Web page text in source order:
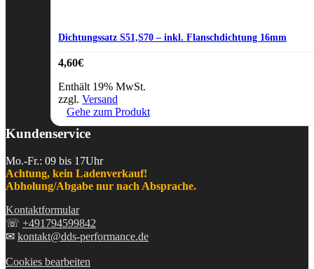
Dichtungssatz S51,S70 – inkl. Flanschdichtung 16mm
4,60€
Enthält 19% MwSt.
zzgl. Versand
Gehe zum Produkt
Kundenservice
Mo.-Fr.: 09 bis 17Uhr
Achtung, kein Ladenverkauf!
Abholung/Abgabe nur nach Absprache.
Kontaktformular
☏ +491794599842
✉ kontakt@dds-performance.de
Cookies bearbeiten